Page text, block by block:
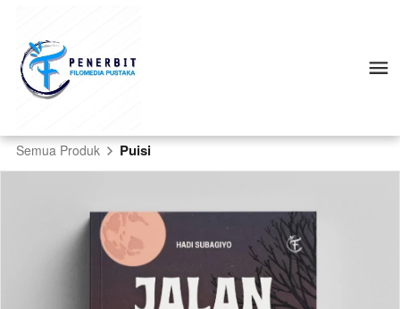
Semua Produk Puisi